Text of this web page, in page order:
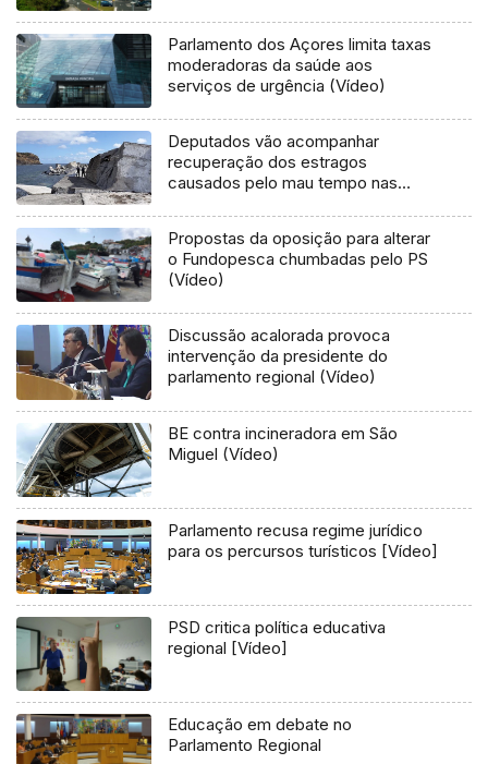
Parlamento dos Açores limita taxas
moderadoras da saúde aos
serviços de urgência (Vídeo)
Deputados vão acompanhar
recuperação dos estragos
causados pelo mau tempo nas
Propostas da oposição para alterar
o Fundopesca chumbadas pelo PS
(Vídeo)
Discussão acalorada provoca
intervenção da presidente do
parlamento regional (Vídeo)
BE contra incineradora em São
Miguel (Vídeo)
Parlamento recusa regime jurídico
para os percursos turísticos [Vídeo]
PSD critica política educativa
regional [Vídeo]
Educação em debate no
Parlamento Regional